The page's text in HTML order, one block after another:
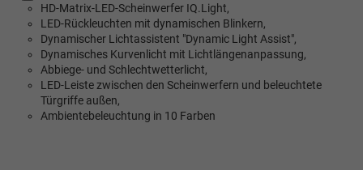
HD-Matrix-LED-Scheinwerfer IQ.Light,
LED-Rückleuchten mit dynamischen Blinkern,
Dynamischer Lichtassistent "Dynamic Light Assist",
Dynamisches Kurvenlicht mit Lichtlängenanpassung,
Abbiege- und Schlechtwetterlicht,
LED-Leiste zwischen den Scheinwerfern und beleuchtete
Türgriffe außen,
Ambientebeleuchtung in 10 Farben